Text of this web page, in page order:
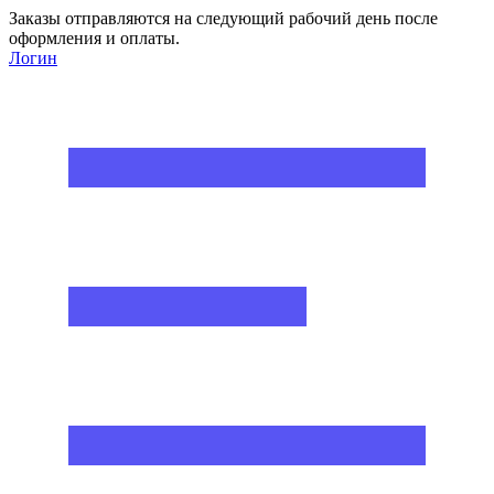
Заказы отправляются на следующий рабочий день после
оформления и оплаты.
Логин